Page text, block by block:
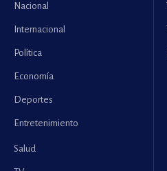
Nacional
Internacional
Política
Economía
Deportes
Entretenimiento
Salud